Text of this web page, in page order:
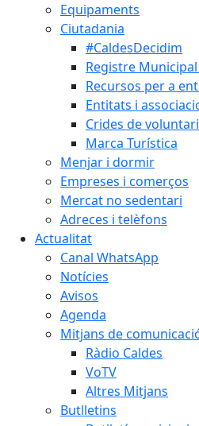
Equipaments
Ciutadania
#CaldesDecidim
Registre
Recursos per a
Entitats i
Crides de
Marca Turística
Menjar i dormir
Empreses i comerços
Mercat no sedentari
Adreces i telèfons
Actualitat
Canal WhatsApp
Notícies
Avisos
Agenda
Mitjans de
Ràdio Caldes
VoTV
Altres Mitjans
Butlletins